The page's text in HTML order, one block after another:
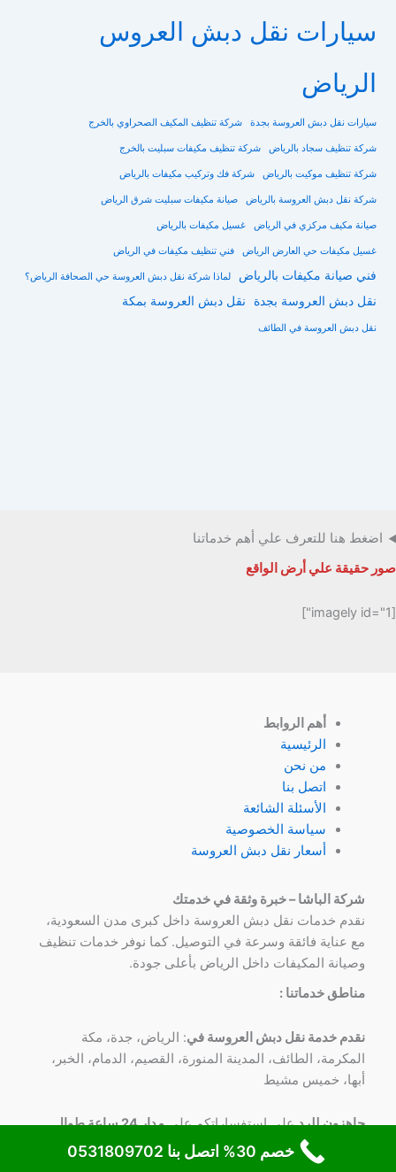
سيارات نقل دبش العروس
الرياض
سيارات نقل دبش العروسة بجدة شركة تنظيف المكيف الصحراوي بالخرج
شركة تنظيف سجاد بالرياض شركة تنظيف مكيفات سبليت بالخرج
شركة تنظيف موكيت بالرياض شركة فك وتركيب مكيفات بالرياض
شركة نقل دبش العروسة بالرياض صيانة مكيفات سبليت شرق الرياض
صيانة مكيف مركزي في الرياض غسيل مكيفات بالرياض
غسيل مكيفات حي العارض الرياض فني تنظيف مكيفات في الرياض
فني صيانة مكيفات بالرياض لماذا شركة نقل دبش العروسة حي الصحافة الرياض؟
نقل دبش العروسة بجدة نقل دبش العروسة بمكة
نقل دبش العروسة في الطائف
اضغط هنا للتعرف علي أهم خدماتنا
صور حقيقة علي أرض الواقع
[imagely id="1"]
أهم الروابط
الرئيسية
من نحن
اتصل بنا
الأسئلة الشائعة
سياسة الخصوصية
أسعار نقل دبش العروسة
شركة الباشا – خبرة وثقة في خدمتك
نقدم خدمات نقل دبش العروسة داخل كبرى مدن السعودية،
مع عناية فائقة وسرعة في التوصيل. كما نوفر خدمات تنظيف
وصيانة المكيفات داخل الرياض بأعلى جودة.
مناطق خدماتنا :
نقدم خدمة نقل دبش العروسة في: الرياض، جدة، مكة
المكرمة، الطائف، المدينة المنورة، القصيم، الدمام، الخبر،
أبها، خميس مشيط
جاهزون للردعلي استفساراتكم علي
مدار 24 ساعة طوال
علي رقم 0531809702
خصم 30% اتصل بنا 0531809702